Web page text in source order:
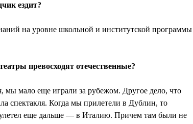
ездит?
на уровне школьной и институтской программы
превосходят отечественные?
мы мало еще играли за рубежом. Другое дело, что
спектакля. Когда мы прилетели в Дублин, то
еще дальше — в Италию. Причем там были не